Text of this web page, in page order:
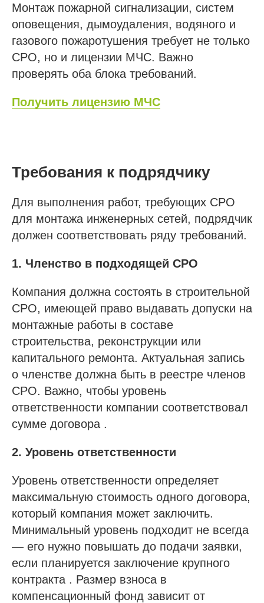
Монтаж пожарной сигнализации, систем
оповещения, дымоудаления, водяного и
газового пожаротушения требует не только
СРО, но и лицензии МЧС. Важно
проверять оба блока требований.
Получить лицензию МЧС
Требования к подрядчику
Для выполнения работ, требующих СРО
для монтажа инженерных сетей, подрядчик
должен соответствовать ряду требований.
1. Членство в подходящей СРО
Компания должна состоять в строительной
СРО, имеющей право выдавать допуски на
монтажные работы в составе
строительства, реконструкции или
капитального ремонта. Актуальная запись
о членстве должна быть в реестре членов
СРО. Важно, чтобы уровень
ответственности компании соответствовал
сумме договора .
2. Уровень ответственности
Уровень ответственности определяет
максимальную стоимость одного договора,
который компания может заключить.
Минимальный уровень подходит не всегда
— его нужно повышать до подачи заявки,
если планируется заключение крупного
контракта . Размер взноса в
компенсационный фонд зависит от